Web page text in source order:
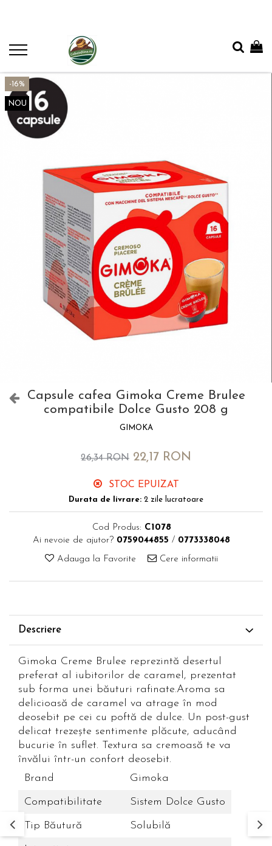
-16%
NOU
Capsule cafea Gimoka Creme Brulee
compatibile Dolce Gusto 208 g
GIMOKA
26,34 RON 22,17 RON
STOC EPUIZAT
Durata de livrare: 2 zile lucratoare
Cod Produs: C1078
Ai nevoie de ajutor? 0759044855 / 0773338048
Adauga la Favorite Cere informatii
Descriere
Gimoka Creme Brulee reprezintă desertul
preferat al iubitorilor de caramel, prezentat
sub forma unei băuturi rafinate.Aroma sa
delicioasă de caramel va atrage în mod
deosebit pe cei cu poftă de dulce. Un post-gust
delicat trezește sentimente plăcute, aducând
bucurie în suflet. Textura sa cremoasă te va
învălui într-un confort deosebit.
Brand
Gimoka
Compatibilitate Sistem Dolce Gusto
Tip Băutură Solubilă